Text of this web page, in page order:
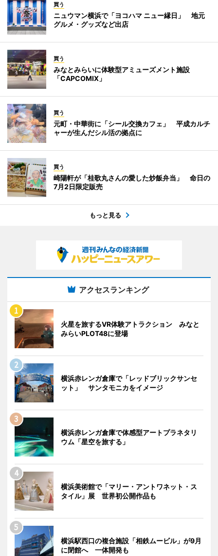
買う
ニュウマン横浜で「ヨコハマ ニュー縁日」 地元
グルメ・グッズなど出店
買う
みなとみらいに体験型アミューズメント施設
「CAPCOMIX」
買う
元町・中華街に「シール交換カフェ」 平成カルチ
ャーが生んだシル活の拠点に
買う
崎陽軒が「桂歌丸さんの愛した炒飯弁当」 命日の
7月2日限定販売
もっと見る
アクセスランキング
火星を旅するVR体験アトラクション みなと
みらいPLOT48に登場
横浜赤レンガ倉庫で「レッドブリックサンセ
ット」 サンタモニカをイメージ
横浜赤レンガ倉庫で体感型アートプラネタリ
ウム「星空を旅する」
横浜美術館で「マリー・アントワネット・ス
タイル」展 世界初公開作品も
横浜駅西口の複合施設「相鉄ムービル」が9月
に閉館へ 一体開発も